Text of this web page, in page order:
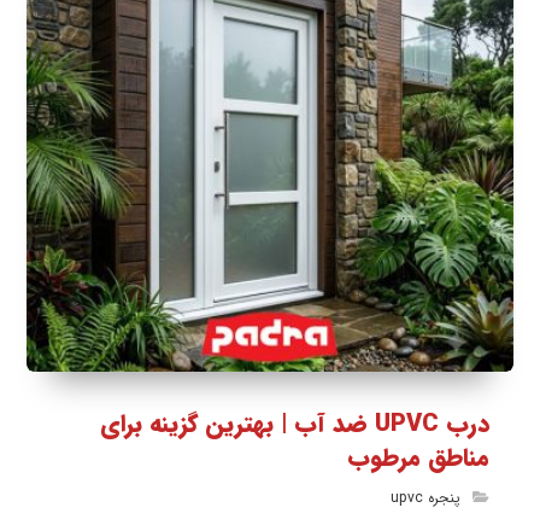
درب UPVC ضد آب | بهترین گزینه برای
مناطق مرطوب
پنجره upvc